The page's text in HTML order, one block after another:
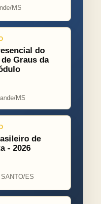
MS
do
Graus da
MS
de
- 2026
ES